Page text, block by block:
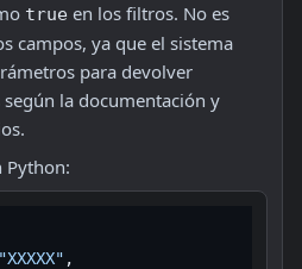
true en los filtros. No es
campos, ya que el sistema
para devolver
la documentación y
Python:
"XXXXX" ,